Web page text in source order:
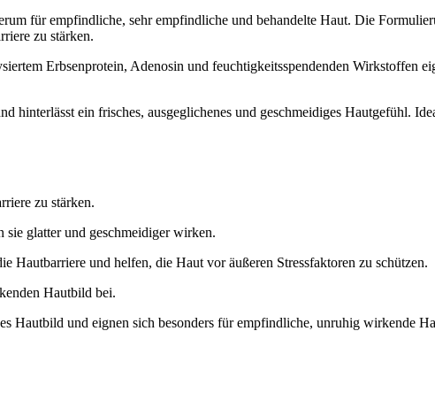
für empfindliche, sehr empfindliche und behandelte Haut. Die
zu stärken.
Erbsenprotein, Adenosin und feuchtigkeitsspendenden Wirkstoffen
hinterlässt ein frisches, ausgeglichenes und geschmeidiges Hautgefühl.
zu stärken.
sie glatter und geschmeidiger wirken.
Hautbarriere und helfen, die Haut vor äußeren Stressfaktoren zu schützen.
Hautbild bei.
Hautbild und eignen sich besonders für empfindliche, unruhig wirkende